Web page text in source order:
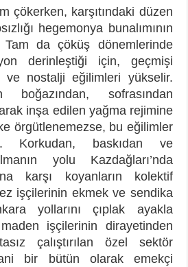
çökerken, karşıtındaki düzen
hegemonya bunalımının
Tam da çöküş dönemlerinde
derinleştiği için, geçmişi
nostalji eğilimleri yükselir.
boğazından, sofrasından
inşa edilen yağma rejimine
örgütlenemezse, bu eğilimler
Korkudan, baskıdan ve
yolu Kazdağları’nda
karşı koyanların kolektif
işçilerinin ekmek ve sendika
yollarını çıplak ayakla
işçilerinin dirayetinden
çalıştırılan özel sektör
bir bütün olarak emekçi